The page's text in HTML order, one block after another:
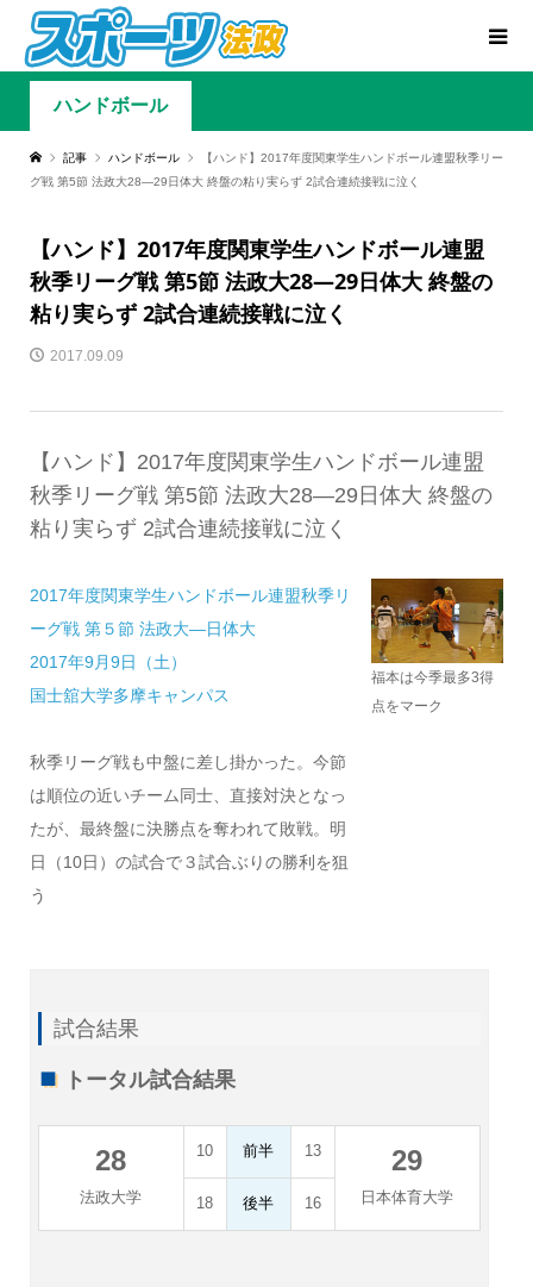
ハンドボール
記事 ハンドボール
【ハンド】2017年度関東学生ハンドボール連盟秋季リー
グ戦 第5節 法政大28—29日体大 終盤の粘り実らず 2試合連続接戦に泣く
【ハンド】2017年度関東学生ハンドボール連盟
秋季リーグ戦 第5節 法政大28—29日体大 終盤の
粘り実らず 2試合連続接戦に泣く
2017.09.09
【ハンド】2017年度関東学生ハンドボール連盟
秋季リーグ戦 第5節 法政大28—29日体大 終盤の
粘り実らず 2試合連続接戦に泣く
2017年度関東学生ハンドボール連盟秋季リ
ーグ戦 第５節 法政大—日体大
2017年9月9日（土）
国士舘大学多摩キャンパス
秋季リーグ戦も中盤に差し掛かった。今節
は順位の近いチーム同士、直接対決となっ
たが、最終盤に決勝点を奪われて敗戦。明
日（10日）の試合で３試合ぶりの勝利を狙
う
福本は今季最多3得
点をマーク
試合結果
トータル試合結果
28
法政大学
10 前半 13 29
日本体育大学
18 後半 16